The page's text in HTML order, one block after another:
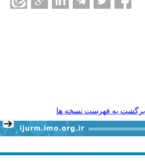
برگشت به فهرست نسخه ها